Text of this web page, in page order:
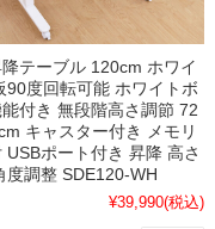
テーブル 120cm ホワイ
90度回転可能 ホワイトボ
付き 無段階高さ調節 72
キャスター付き メモリ
USBポート付き 昇降 高さ
度調整 SDE120-WH
¥39,990(税込)